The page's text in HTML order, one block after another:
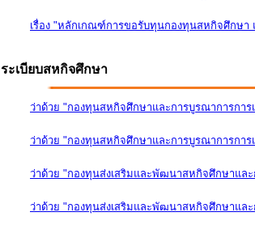
เรื่อง "หลักเกณฑ์การขอรับทุนกองทุนสหกิจศึกษา
ระเบียบสหกิจศึกษา
ว่าด้วย "กองทุนสหกิจศึกษาและการบูรณาการการ
ว่าด้วย "กองทุนสหกิจศึกษาและการบูรณาการการ
ว่าด้วย "กองทุนส่งเสริมและพัฒนาสหกิจศึกษาแล
ว่าด้วย "กองทุนส่งเสริมและพัฒนาสหกิจศึกษาแล